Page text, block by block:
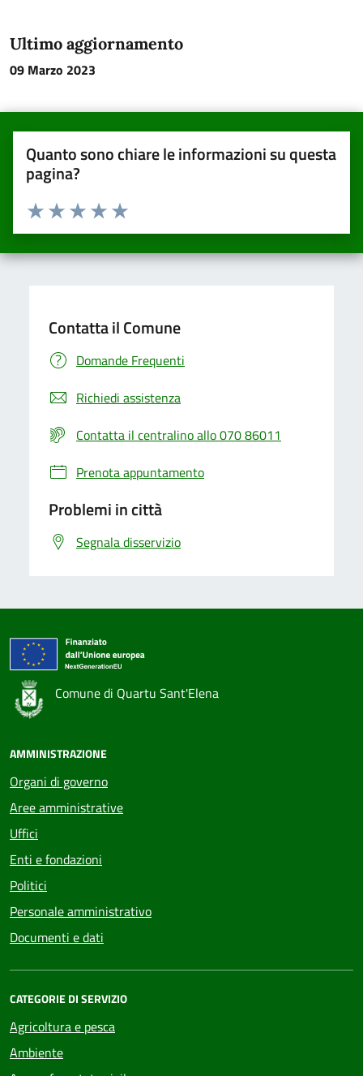
Ultimo aggiornamento
09 Marzo 2023
Quanto sono chiare le informazioni su questa
pagina?
Valuta da 1 a 5 stelle la pagina
Valuta 5 stelle su 5
Valuta 4 stelle su 5
Valuta 3 stelle su 5
Valuta 2 stelle su 5
Valuta una stella su 5
Contatta il Comune
Domande Frequenti
Richiedi assistenza
Contatta il centralino allo 070 86011
Prenota appuntamento
Problemi in città
Segnala disservizio
Comune di Quartu Sant'Elena
AMMINISTRAZIONE
Organi di governo
Aree amministrative
Uffici
Enti e fondazioni
Politici
Personale amministrativo
Documenti e dati
CATEGORIE DI SERVIZIO
Agricoltura e pesca
Ambiente